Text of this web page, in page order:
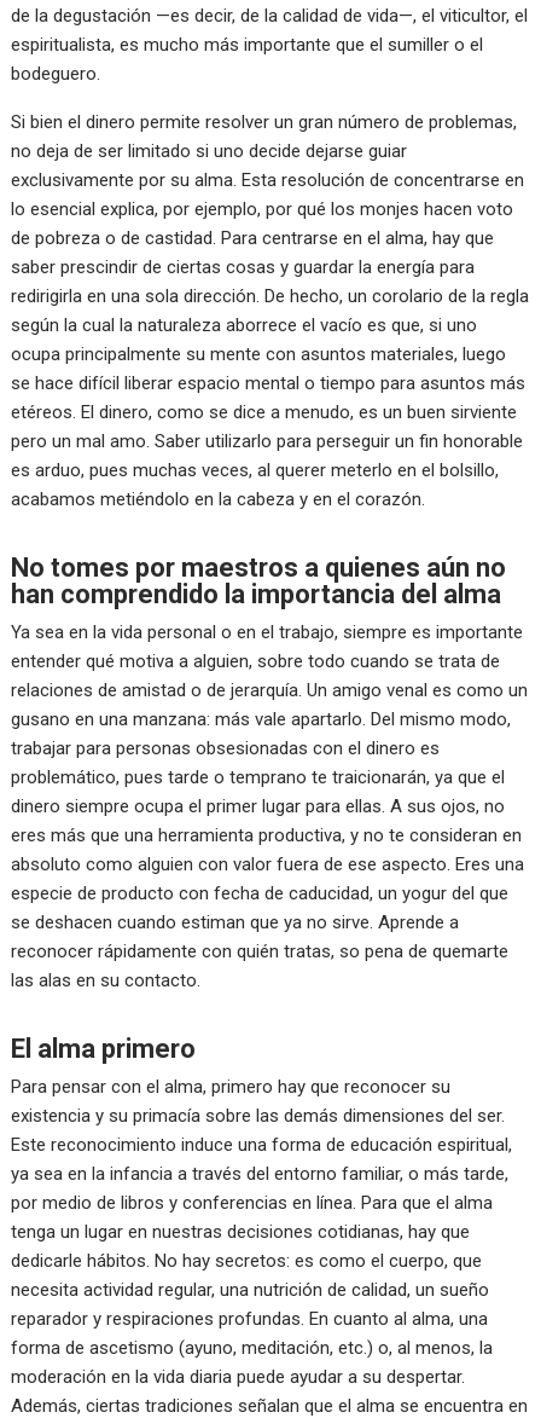
de la degustación —es decir, de la calidad de vida—, el viticultor, el
espiritualista, es mucho más importante que el sumiller o el
bodeguero.
Si bien el dinero permite resolver un gran número de problemas,
no deja de ser limitado si uno decide dejarse guiar
exclusivamente por su alma. Esta resolución de concentrarse en
lo esencial explica, por ejemplo, por qué los monjes hacen voto
de pobreza o de castidad. Para centrarse en el alma, hay que
saber prescindir de ciertas cosas y guardar la energía para
redirigirla en una sola dirección. De hecho, un corolario de la regla
según la cual la naturaleza aborrece el vacío es que, si uno
ocupa principalmente su mente con asuntos materiales, luego
se hace difícil liberar espacio mental o tiempo para asuntos más
etéreos. El dinero, como se dice a menudo, es un buen sirviente
pero un mal amo. Saber utilizarlo para perseguir un fin honorable
es arduo, pues muchas veces, al querer meterlo en el bolsillo,
acabamos metiéndolo en la cabeza y en el corazón.
No tomes por maestros a quienes aún no
han comprendido la importancia del alma
Ya sea en la vida personal o en el trabajo, siempre es importante
entender qué motiva a alguien, sobre todo cuando se trata de
relaciones de amistad o de jerarquía. Un amigo venal es como un
gusano en una manzana: más vale apartarlo. Del mismo modo,
trabajar para personas obsesionadas con el dinero es
problemático, pues tarde o temprano te traicionarán, ya que el
dinero siempre ocupa el primer lugar para ellas. A sus ojos, no
eres más que una herramienta productiva, y no te consideran en
absoluto como alguien con valor fuera de ese aspecto. Eres una
especie de producto con fecha de caducidad, un yogur del que
se deshacen cuando estiman que ya no sirve. Aprende a
reconocer rápidamente con quién tratas, so pena de quemarte
las alas en su contacto.
El alma primero
Para pensar con el alma, primero hay que reconocer su
existencia y su primacía sobre las demás dimensiones del ser.
Este reconocimiento induce una forma de educación espiritual,
ya sea en la infancia a través del entorno familiar, o más tarde,
por medio de libros y conferencias en línea. Para que el alma
tenga un lugar en nuestras decisiones cotidianas, hay que
dedicarle hábitos. No hay secretos: es como el cuerpo, que
necesita actividad regular, una nutrición de calidad, un sueño
reparador y respiraciones profundas. En cuanto al alma, una
forma de ascetismo (ayuno, meditación, etc.) o, al menos, la
moderación en la vida diaria puede ayudar a su despertar.
Además, ciertas tradiciones señalan que el alma se encuentra en